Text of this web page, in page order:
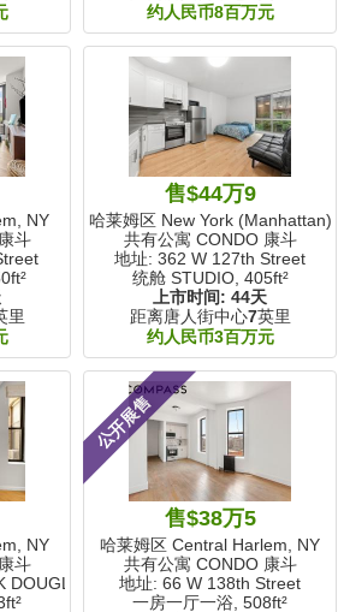
约人民币8百万元
NY
斗
里
售$44万9
哈莱姆区 New York (Manhattan),
共有公寓 CONDO 康斗
地址: 362 W 127th Street
统舱 STUDIO, 405ft²
上市时间: 44天
距离唐人街中心7英里
约人民币3百万元
NY
斗
DOUGLASS Boulevard
公开展售
售$38万5
哈莱姆区 Central Harlem, NY
共有公寓 CONDO 康斗
地址: 66 W 138th Street
一房一厅一浴, 508ft²